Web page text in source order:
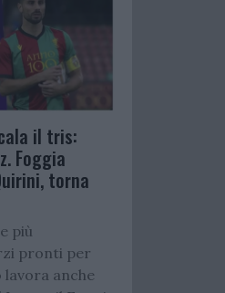
il tris:
Foggia
torna
più
pronti per
anche